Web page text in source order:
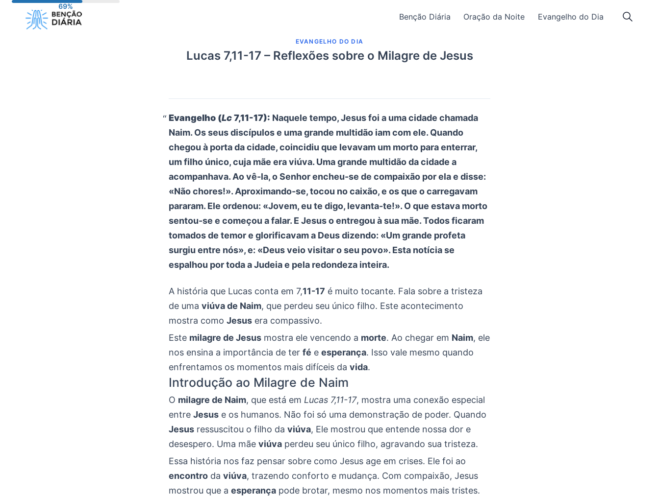
Benção Diária Oração da Noite Evangelho do Dia
EVANGELHO DO DIA
Lucas 7,11-17 – Reflexões sobre o Milagre de Jesus
Evangelho (Lc7,11-17): Naquele tempo, Jesus foi a uma cidade chamada
Naim. Os seus discípulos e uma grande multidão iam com ele. Quando
chegou à porta da cidade, coincidiu que levavam um morto para enterrar,
um filho único, cuja mãe era viúva. Uma grande multidão da cidade a
acompanhava. Ao vê-la, o Senhor encheu-se de compaixão por ela e disse:
«Não chores!». Aproximando-se, tocou no caixão, e os que o carregavam
pararam. Ele ordenou: «Jovem, eu te digo, levanta-te!». O que estava morto
sentou-se e começou a falar. E Jesus o entregou à sua mãe. Todos ficaram
tomados de temor e glorificavam a Deus dizendo: «Um grande profeta
surgiu entre nós», e: «Deus veio visitar o seu povo». Esta notícia se
espalhou por toda a Judeia e pela redondeza inteira.
A história que Lucas conta em 7,11-17 é muito tocante. Fala sobre a tristeza
de uma viúva de Naim, que perdeu seu único filho. Este acontecimento
mostra como Jesus era compassivo.
Este milagre de Jesus mostra ele vencendo a morte. Ao chegar em Naim, ele
nos ensina a importância de ter fé e esperança. Isso vale mesmo quando
enfrentamos os momentos mais difíceis da vida.
Introdução ao Milagre de Naim
O milagre de Naim, que está em Lucas 7,11-17, mostra uma conexão especial
entre Jesus e os humanos. Não foi só uma demonstração de poder. Quando
Jesus ressuscitou o filho da viúva, Ele mostrou que entende nossa dor e
desespero. Uma mãe viúva perdeu seu único filho, agravando sua tristeza.
Essa história nos faz pensar sobre como Jesus age em crises. Ele foi ao
encontro da viúva, trazendo conforto e mudança. Com compaixão, Jesus
mostrou que a esperança pode brotar, mesmo nos momentos mais tristes.